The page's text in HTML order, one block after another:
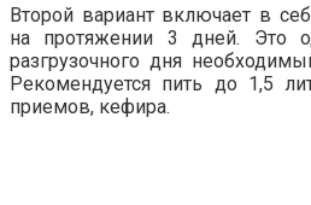
Второй вариант включает в
на протяжении 3 дней. Это
разгрузочного дня
Рекомендуется пить до 1,5
приемов, кефира.